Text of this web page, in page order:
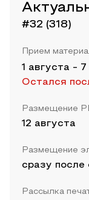
#32 (318)
Прием
1 августа - 7
Остался
Размещение
12 августа
Размещение
сразу после
Рассылка